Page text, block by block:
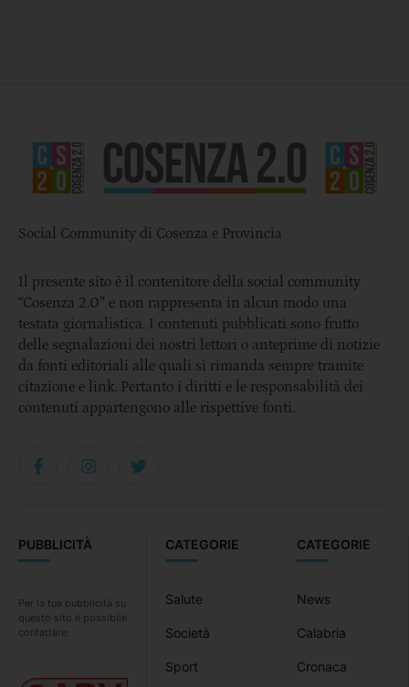
CATEGORIE
News
Calabria
Cronaca
CATEGORIE
Salute
Società
Sport
PUBBLICITÀ
Per la tua pubblicità su
questo sito è possibile
contattare:
Social Community di Cosenza e Provincia
Il presente sito è il contenitore della social community
“Cosenza 2.0” e non rappresenta in alcun modo una
testata giornalistica. I contenuti pubblicati sono frutto
delle segnalazioni dei nostri lettori o anteprime di notizie
da fonti editoriali alle quali si rimanda sempre tramite
citazione e link. Pertanto i diritti e le responsabilità dei
contenuti appartengono alle rispettive fonti.